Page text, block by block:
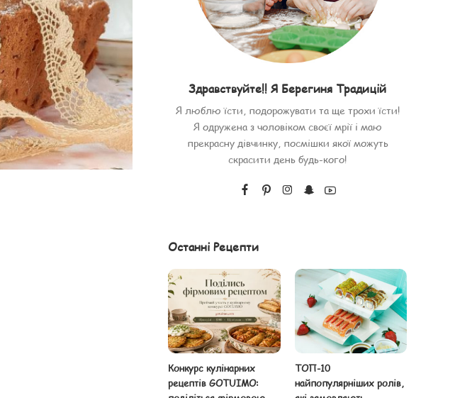
Здравствуйте!! Я Берегиня Традицій
Я люблю їсти, подорожувати та ще трохи їсти!
Я одружена з чоловіком своєї мрії і маю
прекрасну дівчинку, посмішки якої можуть
скрасити день будь-кого!
Останні Рецепти
Конкурс кулінарних
рецептів GOTUIMO:
ТОП-10
найпопулярніших ролів,